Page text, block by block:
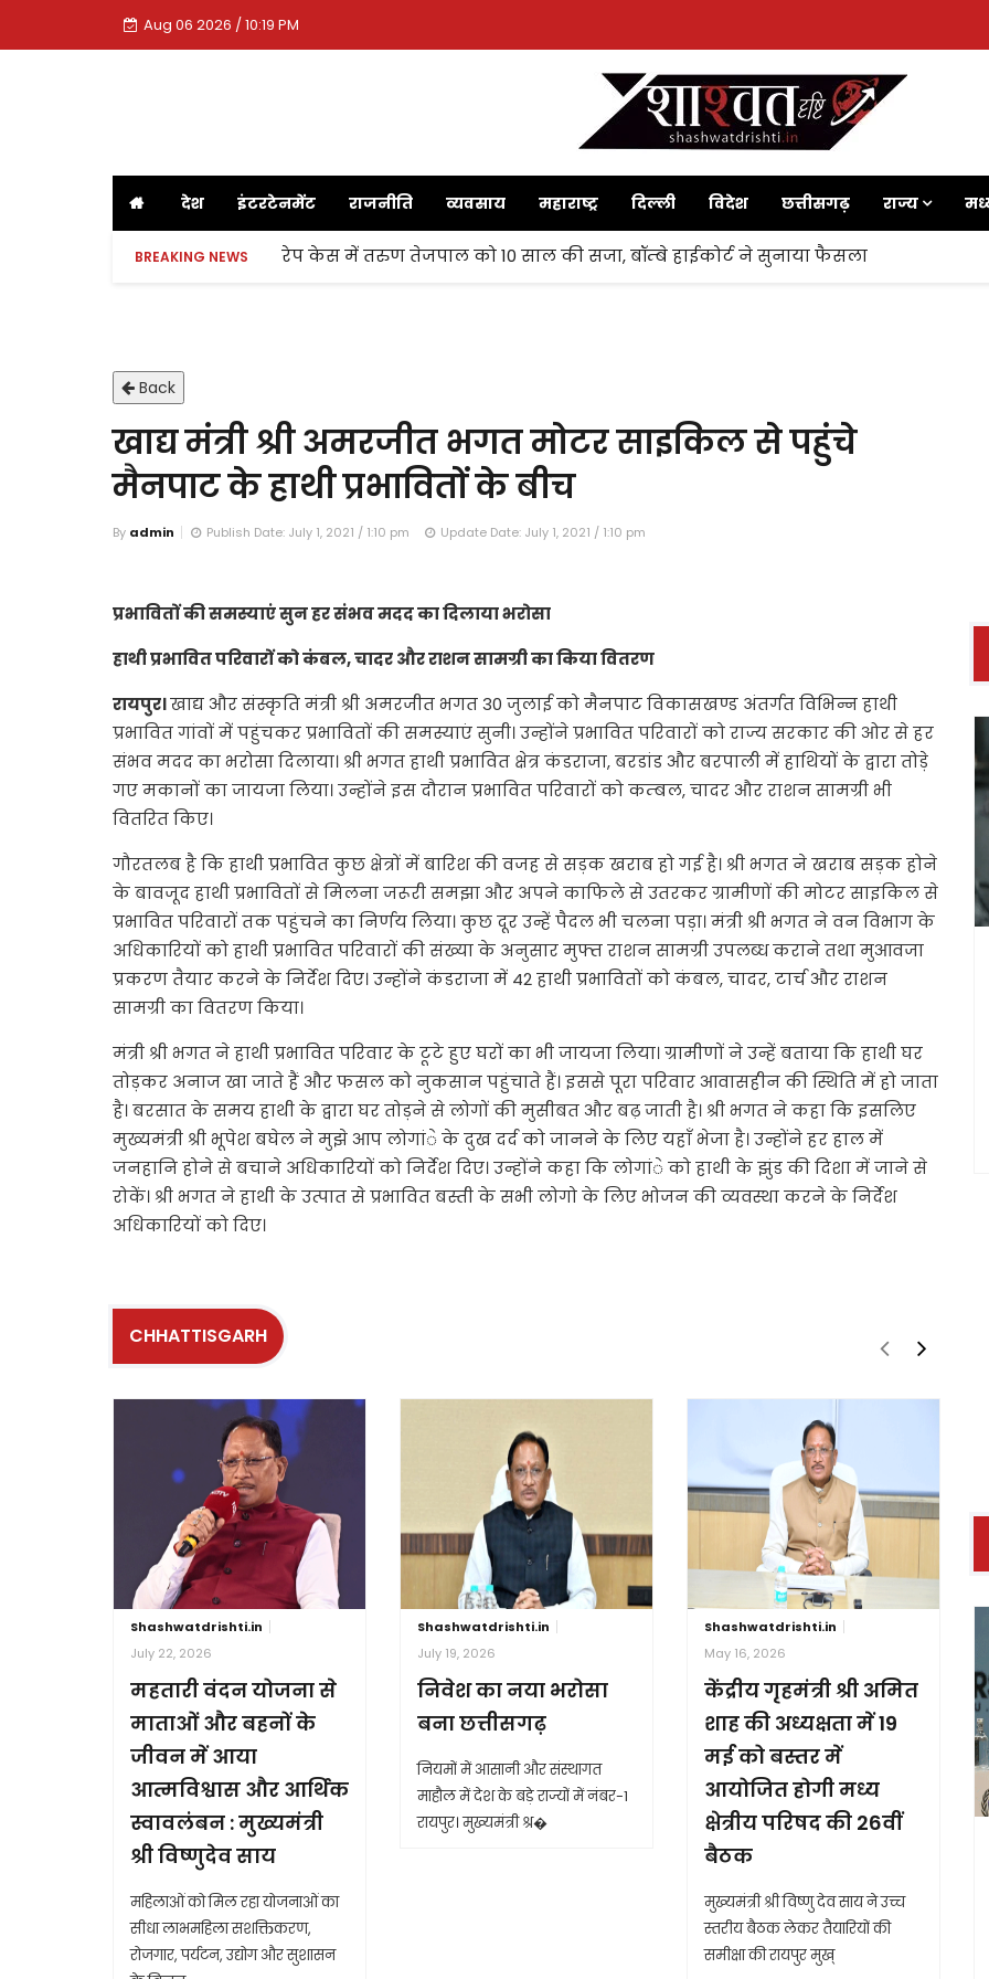
Aug 06 2026 / 10:19 PM
देश इंटरटेनमेंट राजनीति व्यवसाय महाराष्ट्र दिल्ली विदेश छत्तीसगढ़ राज्य
BREAKING NEWS रेप केस में तरुण तेजपाल को 10 साल की सजा, बॉम्बे हाईकोर्ट ने सुनाया फैसला
Back
खाद्य मंत्री श्री अमरजीत भगत मोटर साइकिल से पहुंचे
मैनपाट के हाथी प्रभावितों के बीच
By admin Publish Date: July 1, 2021 / 1:10 pm Update Date: July 1, 2021 / 1:10 pm
प्रभावितों की समस्याएं सुन हर संभव मदद का दिलाया भरोसा
हाथी प्रभावित परिवारों को कंबल, चादर और राशन सामग्री का किया वितरण
रायपुर।खाद्य और संस्कृति मंत्री श्री अमरजीत भगत 30 जुलाई को मैनपाट विकासखण्ड अंतर्गत विभिन्न हाथी
प्रभावित गांवों में पहुंचकर प्रभावितों की समस्याएं सुनी। उन्होंने प्रभावित परिवारों को राज्य सरकार की ओर से हर
संभव मदद का भरोसा दिलाया। श्री भगत हाथी प्रभावित क्षेत्र कंडराजा, बरडांड और बरपाली में हाथियों के द्वारा तोड़े
गए मकानों का जायजा लिया। उन्होंने इस दौरान प्रभावित परिवारों को कम्बल, चादर और राशन सामग्री भी
वितरित किए।
गौरतलब है कि हाथी प्रभावित कुछ क्षेत्रों में बारिश की वजह से सड़क खराब हो गई है। श्री भगत ने खराब सड़क होने
के बावजूद हाथी प्रभावितों से मिलना जरूरी समझा और अपने काफिले से उतरकर ग्रामीणों की मोटर साइकिल से
प्रभावित परिवारों तक पहुंचने का निर्णय लिया। कुछ दूर उन्हें पैदल भी चलना पड़ा। मंत्री श्री भगत ने वन विभाग के
अधिकारियों को हाथी प्रभावित परिवारों की संख्या के अनुसार मुफ्त राशन सामग्री उपलब्ध कराने तथा मुआवजा
प्रकरण तैयार करने के निर्देश दिए। उन्होंने कंडराजा में 42 हाथी प्रभावितों को कंबल, चादर, टार्च और राशन
सामग्री का वितरण किया।
मंत्री श्री भगत ने हाथी प्रभावित परिवार के टूटे हुए घरों का भी जायजा लिया। ग्रामीणों ने उन्हें बताया कि हाथी घर
तोड़कर अनाज खा जाते हैं और फसल को नुकसान पहुंचाते हैं। इससे पूरा परिवार आवासहीन की स्थिति में हो जाता
है। बरसात के समय हाथी के द्वारा घर तोड़ने से लोगों की मुसीबत और बढ़ जाती है। श्री भगत ने कहा कि इसलिए
मुख्यमंत्री श्री भूपेश बघेल ने मुझे आप लोगांे के दुख दर्द को जानने के लिए यहाँ भेजा है। उन्होंने हर हाल में
जनहानि होने से बचाने अधिकारियों को निर्देश दिए। उन्होंने कहा कि लोगांे को हाथी के झुंड की दिशा में जाने से
रोकें। श्री भगत ने हाथी के उत्पात से प्रभावित बस्ती के सभी लोगो के लिए भोजन की व्यवस्था करने के निर्देश
अधिकारियों को दिए।
CHHATTISGARH
Shashwatdrishti.in
July 22, 2026
महतारी वंदन योजना से
माताओं और बहनों के
जीवन में आया
आत्मविश्वास और आर्थिक
स्वावलंबन : मुख्यमंत्री
श्री विष्णुदेव साय
महिलाओं को मिल रहा योजनाओं का
सीधा लाभमहिला सशक्तिकरण,
रोजगार, पर्यटन, उद्योग और सुशासन
Shashwatdrishti.in
July 19, 2026
निवेश का नया भरोसा
बना छत्तीसगढ़
नियमों में आसानी और संस्थागत
माहौल में देश के बड़े राज्यों में नंबर-1
रायपुर। मुख्यमंत्री श्र�
Shashwatdrishti.in
May 16, 2026
केंद्रीय गृहमंत्री श्री अमित
शाह की अध्यक्षता में 19
मई को बस्तर में
आयोजित होगी मध्य
क्षेत्रीय परिषद की 26वीं
बैठक
मुख्यमंत्री श्री विष्णु देव साय ने उच्च
स्तरीय बैठक लेकर तैयारियों की
समीक्षा की रायपुर मुख्